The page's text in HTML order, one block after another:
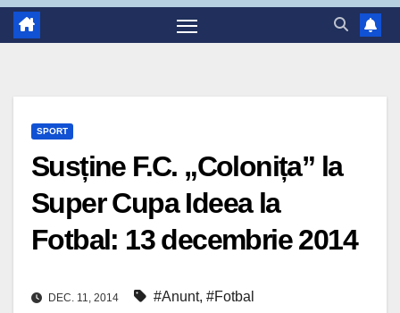
SPORT
Susține F.C. „Colonița” la
Super Cupa Ideea la
Fotbal: 13 decembrie 2014
DEC. 11, 2014 #Anunt, #Fotbal